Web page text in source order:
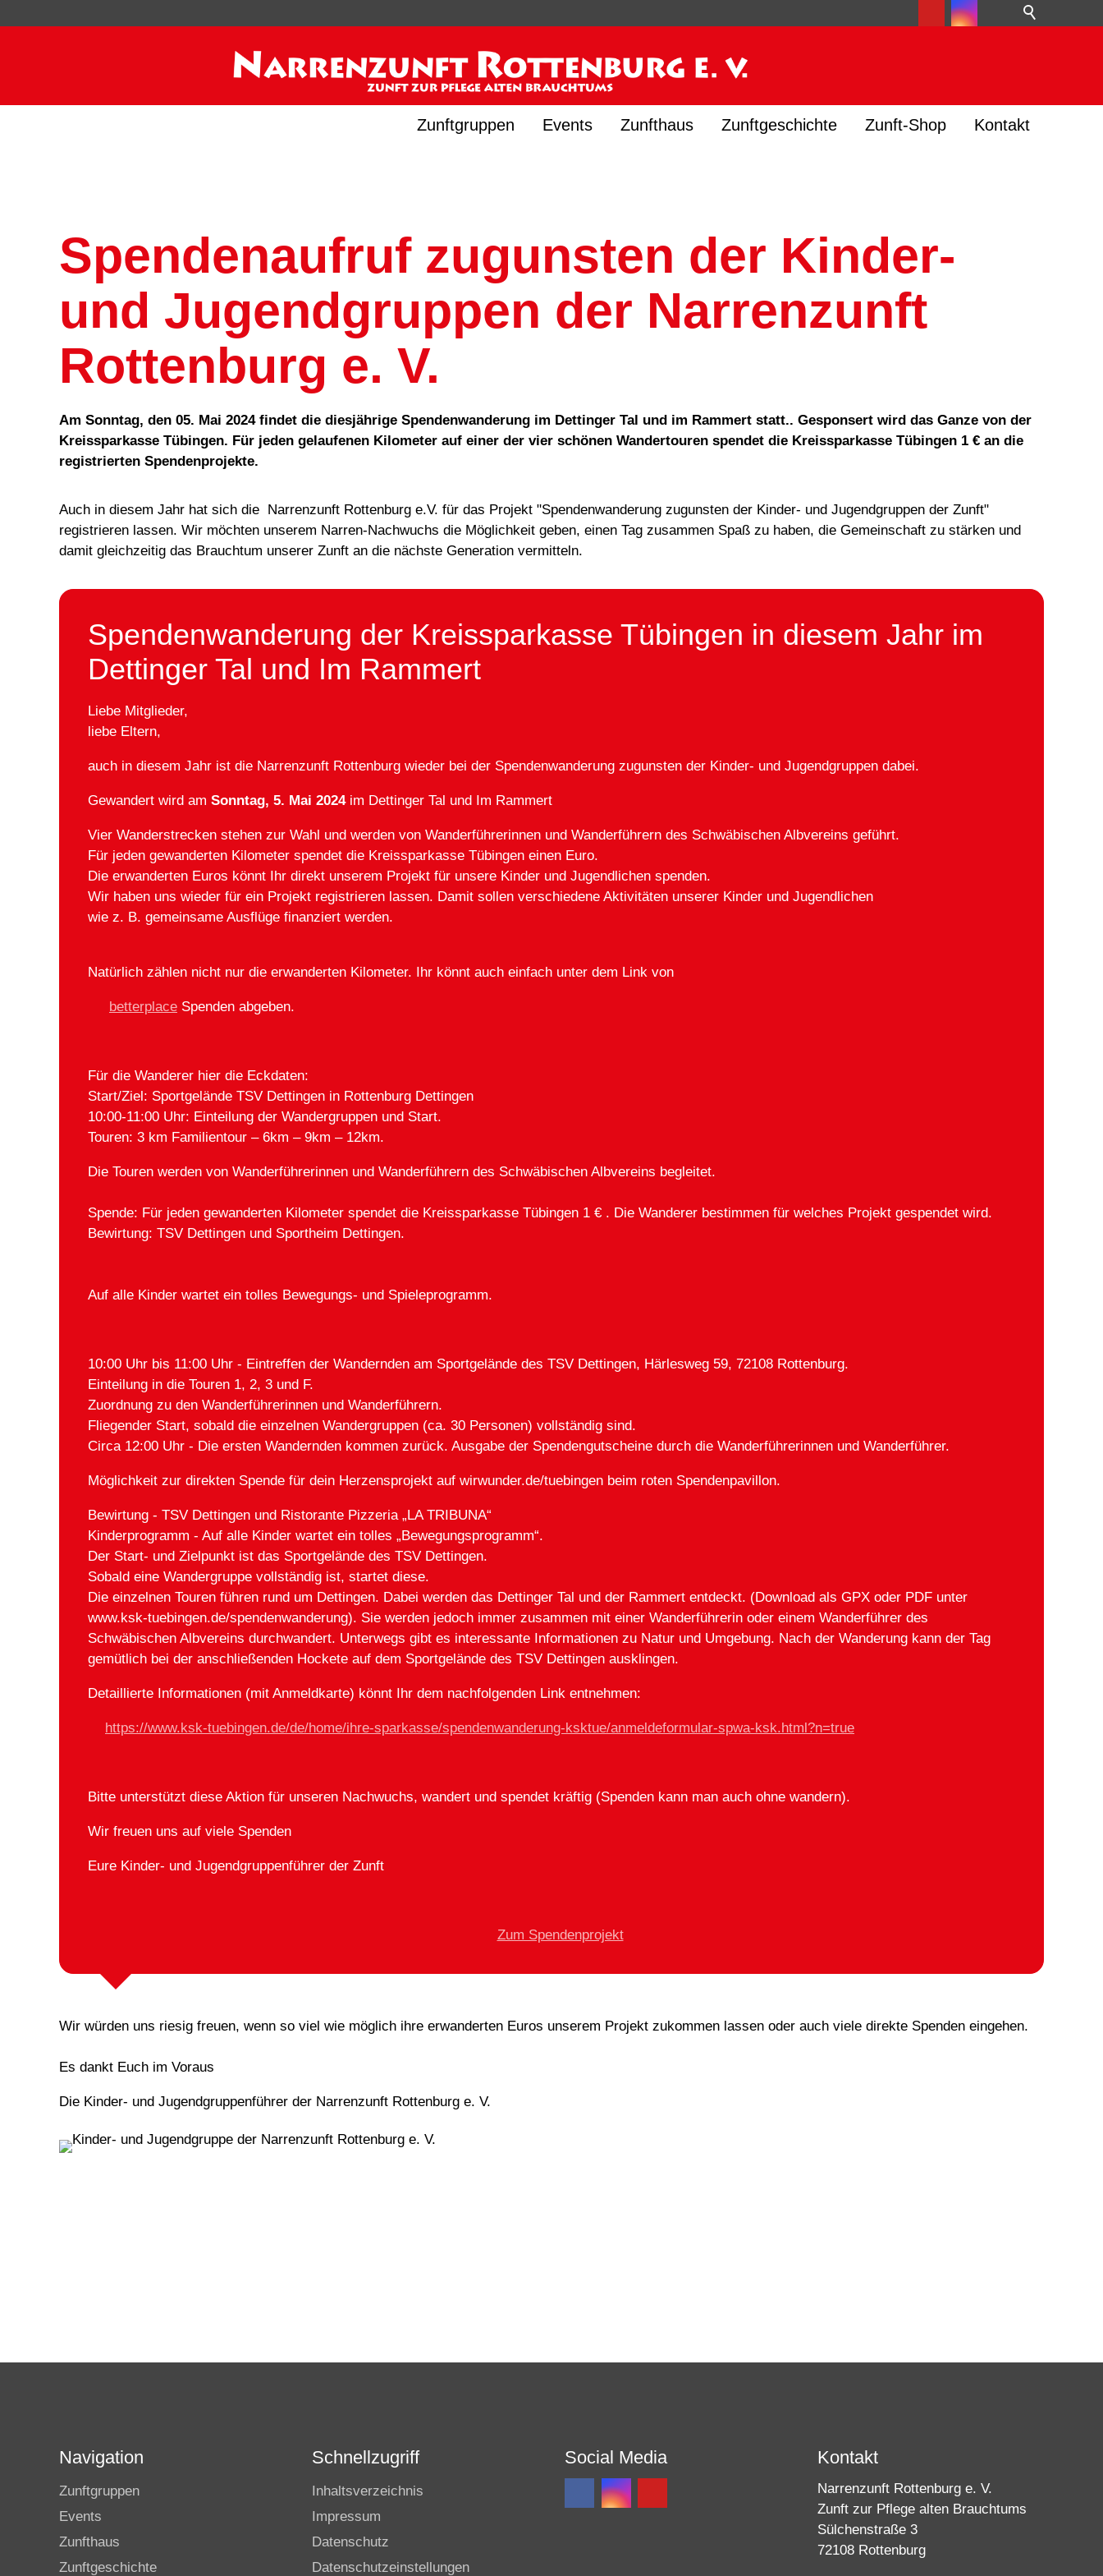
Zunftgruppen Events Zunfthaus Zunftgeschichte Zunft-Shop Kontakt
Spendenaufruf zugunsten der Kinder-
und Jugendgruppen der Narrenzunft
Rottenburg e. V.
Am Sonntag, den 05. Mai 2024 findet die diesjährige Spendenwanderung im Dettinger Tal und im Rammert statt.. Gesponsert wird das Ganze von der
Kreissparkasse Tübingen. Für jeden gelaufenen Kilometer auf einer der vier schönen Wandertouren spendet die Kreissparkasse Tübingen 1 € an die
registrierten Spendenprojekte.
Auch in diesem Jahr hat sich die Narrenzunft Rottenburg e.V. für das Projekt "Spendenwanderung zugunsten der Kinder- und Jugendgruppen der Zunft"
registrieren lassen. Wir möchten unserem Narren-Nachwuchs die Möglichkeit geben, einen Tag zusammen Spaß zu haben, die Gemeinschaft zu stärken und
damit gleichzeitig das Brauchtum unserer Zunft an die nächste Generation vermitteln.
Spendenwanderung der Kreissparkasse Tübingen in diesem Jahr im
Dettinger Tal und Im Rammert
Liebe Mitglieder,
liebe Eltern,
auch in diesem Jahr ist die Narrenzunft Rottenburg wieder bei der Spendenwanderung zugunsten der Kinder- und Jugendgruppen dabei.
Gewandert wird am Sonntag, 5. Mai 2024im Dettinger Tal und Im Rammert
Vier Wanderstrecken stehen zur Wahl und werden von Wanderführerinnen und Wanderführern des Schwäbischen Albvereins geführt.
Für jeden gewanderten Kilometer spendet die Kreissparkasse Tübingen einen Euro.
Die erwanderten Euros könnt Ihr direkt unserem Projekt für unsere Kinder und Jugendlichen spenden.
Wir haben uns wieder für ein Projekt registrieren lassen. Damit sollen verschiedene Aktivitäten unserer Kinder und Jugendlichen
wie z. B. gemeinsame Ausflüge finanziert werden.
Natürlich zählen nicht nur die erwanderten Kilometer. Ihr könnt auch einfach unter dem Link von
betterplace Spenden abgeben.
Für die Wanderer hier die Eckdaten:
Start/Ziel: Sportgelände TSV Dettingen in Rottenburg Dettingen
10:00-11:00 Uhr: Einteilung der Wandergruppen und Start.
Touren: 3 km Familientour – 6km – 9km – 12km.
Die Touren werden von Wanderführerinnen und Wanderführern des Schwäbischen Albvereins begleitet.
Spende: Für jeden gewanderten Kilometer spendet die Kreissparkasse Tübingen 1 € . Die Wanderer bestimmen für welches Projekt gespendet wird.
Bewirtung: TSV Dettingen und Sportheim Dettingen.
Auf alle Kinder wartet ein tolles Bewegungs- und Spieleprogramm.
10:00 Uhr bis 11:00 Uhr - Eintreffen der Wandernden am Sportgelände des TSV Dettingen, Härlesweg 59, 72108 Rottenburg.
Einteilung in die Touren 1, 2, 3 und F.
Zuordnung zu den Wanderführerinnen und Wanderführern.
Fliegender Start, sobald die einzelnen Wandergruppen (ca. 30 Personen) vollständig sind.
Circa 12:00 Uhr - Die ersten Wandernden kommen zurück. Ausgabe der Spendengutscheine durch die Wanderführerinnen und Wanderführer.
Möglichkeit zur direkten Spende für dein Herzensprojekt auf wirwunder.de/tuebingen beim roten Spendenpavillon.
Bewirtung - TSV Dettingen und Ristorante Pizzeria „LA TRIBUNA“
Kinderprogramm - Auf alle Kinder wartet ein tolles „Bewegungsprogramm“.
Der Start- und Zielpunkt ist das Sportgelände des TSV Dettingen.
Sobald eine Wandergruppe vollständig ist, startet diese.
Die einzelnen Touren führen rund um Dettingen. Dabei werden das Dettinger Tal und der Rammert entdeckt. (Download als GPX oder PDF unter
www.ksk-tuebingen.de/spendenwanderung). Sie werden jedoch immer zusammen mit einer Wanderführerin oder einem Wanderführer des
Schwäbischen Albvereins durchwandert. Unterwegs gibt es interessante Informationen zu Natur und Umgebung. Nach der Wanderung kann der Tag
gemütlich bei der anschließenden Hockete auf dem Sportgelände des TSV Dettingen ausklingen.
Detaillierte Informationen (mit Anmeldkarte) könnt Ihr dem nachfolgenden Link entnehmen:
https://www.ksk-tuebingen.de/de/home/ihre-sparkasse/spendenwanderung-ksktue/anmeldeformular-spwa-ksk.html?n=true
Bitte unterstützt diese Aktion für unseren Nachwuchs, wandert und spendet kräftig (Spenden kann man auch ohne wandern).
Wir freuen uns auf viele Spenden
Eure Kinder- und Jugendgruppenführer der Zunft
Zum Spendenprojekt
Wir würden uns riesig freuen, wenn so viel wie möglich ihre erwanderten Euros unserem Projekt zukommen lassen oder auch viele direkte Spenden eingehen.
Es dankt Euch im Voraus
Die Kinder- und Jugendgruppenführer der Narrenzunft Rottenburg e. V.
Navigation
Zunftgruppen
Events
Zunfthaus
Zunftgeschichte
Schnellzugriff
Inhaltsverzeichnis
Impressum
Datenschutz
Datenschutzeinstellungen
Social Media Kontakt
Narrenzunft Rottenburg e. V.
Zunft zur Pflege alten Brauchtums
Sülchenstraße 3
72108 Rottenburg